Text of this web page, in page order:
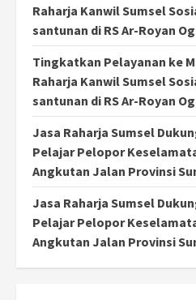
Raharja Kanwil Sumsel
santunan di RS Ar-Royan
Tingkatkan Pelayanan ke
Raharja Kanwil Sumsel
santunan di RS Ar-Royan
Jasa Raharja Sumsel
Pelajar Pelopor
Angkutan Jalan Provinsi
Jasa Raharja Sumsel
Pelajar Pelopor
Angkutan Jalan Provinsi